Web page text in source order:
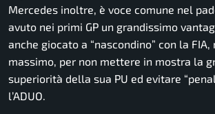
Mercedes inoltre, è voce comune nel
avuto nei primi GP un grandissimo
anche giocato a “nascondino” con la
massimo, per non mettere in mostra la
superiorità della sua PU ed evitare
l’ADUO.